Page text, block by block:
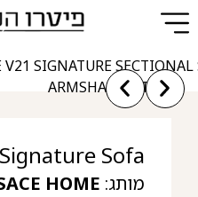
Sofa
מותג: HOME